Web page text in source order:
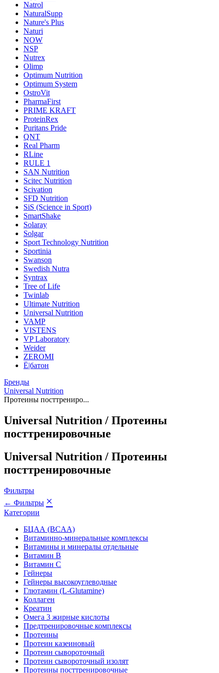
Natrol
NaturalSupp
Nature's Plus
Naturi
NOW
NSP
Nutrex
Olimp
Optimum Nutrition
Optimum System
OstroVit
PharmaFirst
PRIME KRAFT
ProteinRex
Puritans Pride
QNT
Real Pharm
RLine
RULE 1
SAN Nutrition
Scitec Nutrition
Scivation
SFD Nutrition
SiS (Science in Sport)
SmartShake
Solaray
Solgar
Sport Technology Nutrition
Sportinia
Swanson
Swedish Nutra
Syntrax
Tree of Life
Twinlab
Ultimate Nutrition
Universal Nutrition
VAMP
VISTENS
VP Laboratory
Weider
ZEROMI
Ё|батон
Бренды
Universal Nutrition
Протеины посттрениро...
Universal Nutrition / Протеины
посттренировочные
Universal Nutrition / Протеины
посттренировочные
Фильтры
← Фильтры ×
Категории
БЦАА (BCAA)
Витаминно-минеральные комплексы
Витамины и минералы отдельные
Витамин B
Витамин C
Гейнеры
Гейнеры высокоуглеводные
Глютамин (L-Glutamine)
Коллаген
Креатин
Омега 3 жирные кислоты
Предтренировочные комплексы
Протеины
Протеин казеиновый
Протеин сывороточный
Протеин сывороточный изолят
Протеины посттренировочные